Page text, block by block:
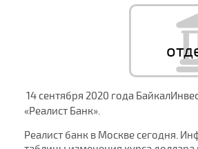
14 сентября 2020 года
«Реалист Банк».
Реалист банк в Москве сегодня.